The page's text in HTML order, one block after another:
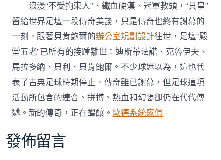
浪漫“不受拘束人”、鐵血硬漢、冠軍教頭，“貝皇”
留給世界足壇一段傳奇美談，只是傳奇也終有謝幕的
一刻。跟著貝肯鮑爾的辦公室規劃設計往世，足壇“殿
堂五老”已所有的接踵離世：迪斯蒂法諾、克魯伊夫、
馬拉多納、貝利、貝肯鮑爾。不少球迷以為，這也代
表了古典足球時期停止。傳奇雖已謝幕，但足球這項
活動所包含的連合、拼搏、熱血和幻想卻仍在代代傳
遞。新的傳奇，正在醞釀。歐德系統傢俱
發佈留言